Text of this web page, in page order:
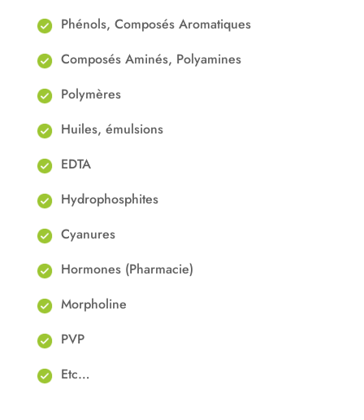
Phénols, Composés Aromatiques
Composés Aminés, Polyamines
Polymères
Huiles, émulsions
EDTA
Hydrophosphites
Cyanures
Hormones (Pharmacie)
Morpholine
PVP
Etc…